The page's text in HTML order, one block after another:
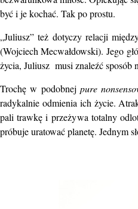
być i je kochać. Tak po prostu.
„Juliusz” też dotyczy relacji
(Wojciech Mecwałdowski). Jego
życia, Juliusz musi znaleźć sposób
Trochę w podobnej pure
radykalnie odmienia ich życie.
pali trawkę i przeżywa totalny
próbuje uratować planetę. Jednym